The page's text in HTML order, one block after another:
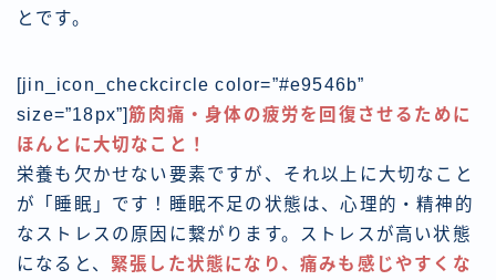
とです。
[jin_icon_checkcircle color=”#e9546b”
size=”18px”]筋肉痛・身体の疲労を回復させるために
ほんとに大切なこと！
栄養も欠かせない要素ですが、それ以上に大切なこと
が「睡眠」です！
睡眠不足の状態は、心理的・精神的
なストレスの原因 に繋がります。ストレスが高い状態
になると、 緊張した状態になり、痛みも感じやすくな